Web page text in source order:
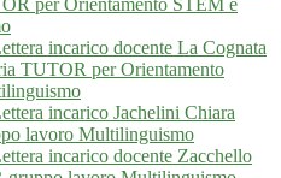
per Orientamento STEM e
incarico docente La Cognata
TUTOR per Orientamento
incarico Jachelini Chiara
lavoro Multilinguismo
incarico docente Zacchello